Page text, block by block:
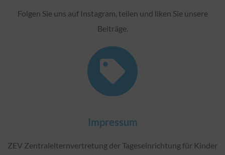
Folgen Sie uns auf Instagram, teilen und liken Sie unsere
Beiträge.
Impressum
ZEV Zentralelternvertretung der Tageseinrichtung für Kinder